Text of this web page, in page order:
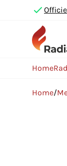
Home
Home/